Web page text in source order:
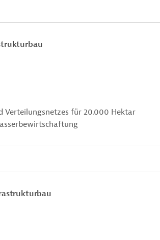
Verteilungsnetzes für 20.000 Hektar